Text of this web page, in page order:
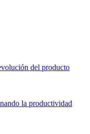
del producto
la productividad